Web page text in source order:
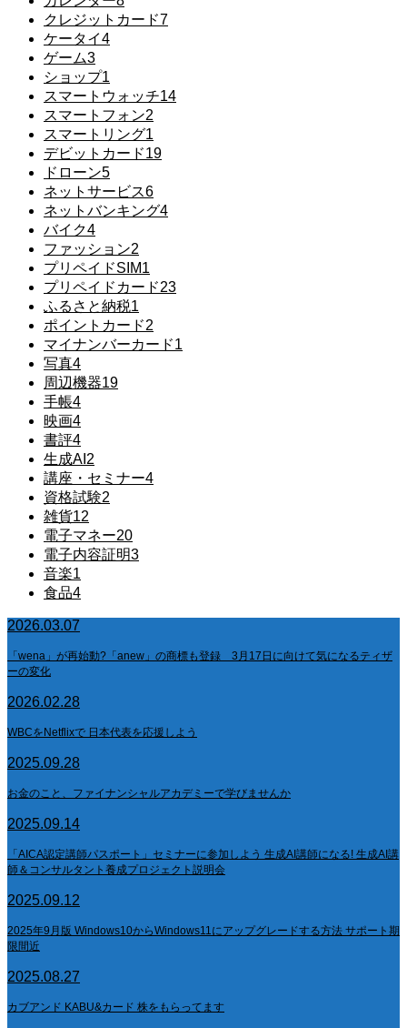
クレジットカード7
ケータイ4
ゲーム3
ショップ1
スマートウォッチ14
スマートフォン2
スマートリング1
デビットカード19
ドローン5
ネットサービス6
ネットバンキング4
バイク4
ファッション2
プリペイドSIM1
プリペイドカード23
ふるさと納税1
ポイントカード2
マイナンバーカード1
写真4
周辺機器19
手帳4
映画4
書評4
生成AI 2
講座・セミナー4
資格試験2
雑貨12
電子マネー20
電子内容証明3
音楽1
食品4
2026.03.07
「wena」が再始動?「anew」の商標も登録 3月17日に向けて気になるティザ
ーの変化
2026.02.28
WBCをNetflixで 日本代表を応援しよう
2025.09.28
お金のこと、ファイナンシャルアカデミーで学びませんか
2025.09.14
「AICA認定講師パスポート」セミナーに参加しよう 生成AI講師になる! 生成AI講
師＆コンサルタント養成プロジェクト説明会
2025.09.12
2025年9月版 Windows10からWindows11にアップグレードする方法 サポート期
限間近
2025.08.27
カブアンド KABU&カード 株をもらってます